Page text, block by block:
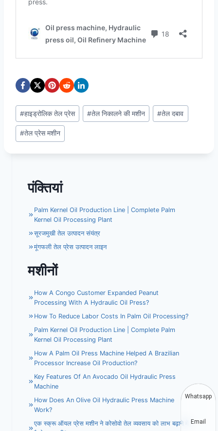
Post
Tags:
#हाइड्रोलिक तेल प्रेस #तेल निकालने की मशीन #तेल दबाव
#तेल प्रेस मशीन
पंक्तियां
Palm Kernel Oil Production Line | Complete Palm
Kernel Oil Processing Plant
सूरजमुखी तेल उत्पादन संयंत्र
मूंगफली तेल प्रेस उत्पादन लाइन
मशीनों
How A Congo Customer Expanded Peanut
Processing With A Hydraulic Oil Press?
How To Reduce Labor Costs In Palm Oil Processing?
Palm Kernel Oil Production Line | Complete Palm
Kernel Oil Processing Plant
How A Palm Oil Press Machine Helped A Brazilian
Processor Increase Oil Production?
Key Features Of An Avocado Oil Hydraulic Press
Machine
How Does An Olive Oil Hydraulic Press Machine
Work?
एक स्क्रू ऑयल प्रेस मशीन ने कोसोवो तेल व्यवसाय को लाभ बढ़ाने में
Whatsapp
Email